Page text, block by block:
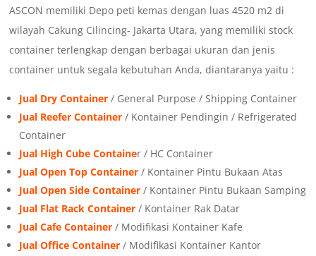
ASCON memiliki Depo peti kemas dengan luas 4520 m2 di
wilayah Cakung Cilincing- Jakarta Utara, yang memiliki stock
container terlengkap dengan berbagai ukuran dan jenis
container untuk segala kebutuhan Anda, diantaranya yaitu :
Jual Dry Container / General Purpose / Shipping Container
Jual Reefer Container / Kontainer Pendingin / Refrigerated
Container
Jual High Cube Container / HC Container
Jual Open Top Container / Kontainer Pintu Bukaan Atas
Jual Open Side Container / Kontainer Pintu Bukaan Samping
Jual Flat Rack Container / Kontainer Rak Datar
Jual Cafe Container / Modifikasi Kontainer Kafe
Jual Office Container / Modifikasi Kontainer Kantor